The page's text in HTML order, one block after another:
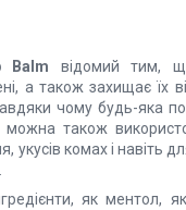
Balm відомий тим,
а також захищає їх
чому будь-яка
також
укусів комах і навіть
як ментол,